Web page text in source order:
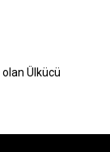
olan Ülkücü